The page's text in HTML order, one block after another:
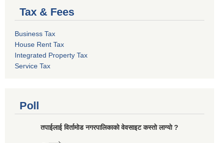
Tax & Fees
Business Tax
House Rent Tax
Integrated Property Tax
Service Tax
Poll
तपाईलाई विर्तामोड नगरपालिकाको वेवसाइट कस्ताे लाग्याे ?